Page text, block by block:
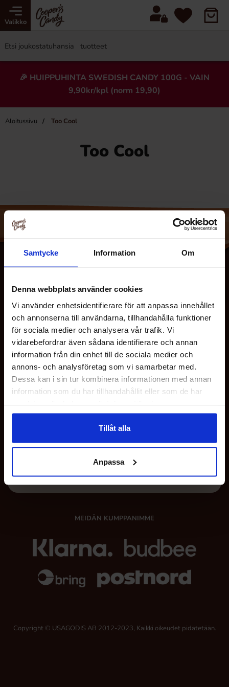
Samtycke Information Om
Denna webbplats använder cookies
Vi använder enhetsidentifierare för att anpassa innehållet
och annonserna till användarna, tillhandahålla funktioner
för sociala medier och analysera vår trafik. Vi
vidarebefordrar även sådana identifierare och annan
information från din enhet till de sociala medier och
annons- och analysföretag som vi samarbetar med.
Dessa kan i sin tur kombinera informationen med annan
information som du har tillhandahållit eller som de har
Tillåt alla
Anpassa
Valikko
🎉 HUIPPUHINTA SWEDISH CANDY 100G - VAIN
9,90kr/kpl (norm 19,90)
Aloitussivu Too Cool
Too Cool
MEISTÄ
ASIAKASPALVELU
OMAT SIVUT
TÄÄLLÄ ME OLEMME
SEURAA MEITÄ
MEIDÄN KUMPPANIMME
Copyright © USAGODIS AB 2012-2023, Kaikki oikeudet pidätetään.